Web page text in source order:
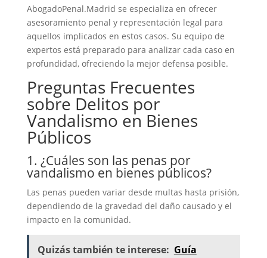
AbogadoPenal.Madrid se especializa en ofrecer
asesoramiento penal y representación legal para
aquellos implicados en estos casos. Su equipo de
expertos está preparado para analizar cada caso en
profundidad, ofreciendo la mejor defensa posible.
Preguntas Frecuentes
sobre Delitos por
Vandalismo en Bienes
Públicos
1. ¿Cuáles son las penas por
vandalismo en bienes públicos?
Las penas pueden variar desde multas hasta prisión,
dependiendo de la gravedad del daño causado y el
impacto en la comunidad.
Quizás también te interese: Guía